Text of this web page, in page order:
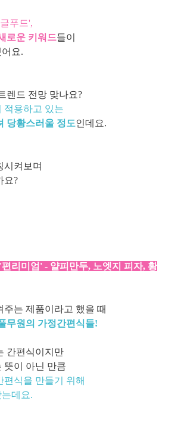
푸드',
로운 키워드들이
요.
렌드 전망 맞나요?
적용하고 있는
당황스러울 정도인데요.
시켜보며
요?
리미엄' - 얄피만두, 노엣지 피자, 황
주는 제품이라고 했을 때
무원의 가정간편식들!
간편식이지만
뜻이 아닌 만큼
편식을 만들기 위해
데요.